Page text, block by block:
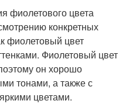
фиолетового цвета
конкретных
фиолетовый цвет
Фиолетовый цвет
он хорошо
тонами, а также с
цветами.